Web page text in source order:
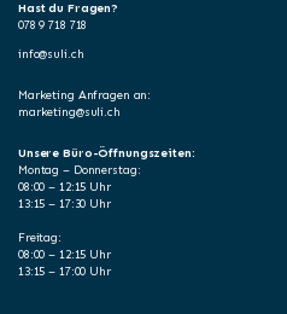
Hast du Fragen?
078 9 718 718
info@suli.ch
Marketing Anfragen an:
marketing@suli.ch
Unsere Büro-Öffnungszeiten:
Montag – Donnerstag:
08:00 – 12:15 Uhr
13:15 – 17:30 Uhr
Freitag:
08:00 – 12:15 Uhr
13:15 – 17:00 Uhr